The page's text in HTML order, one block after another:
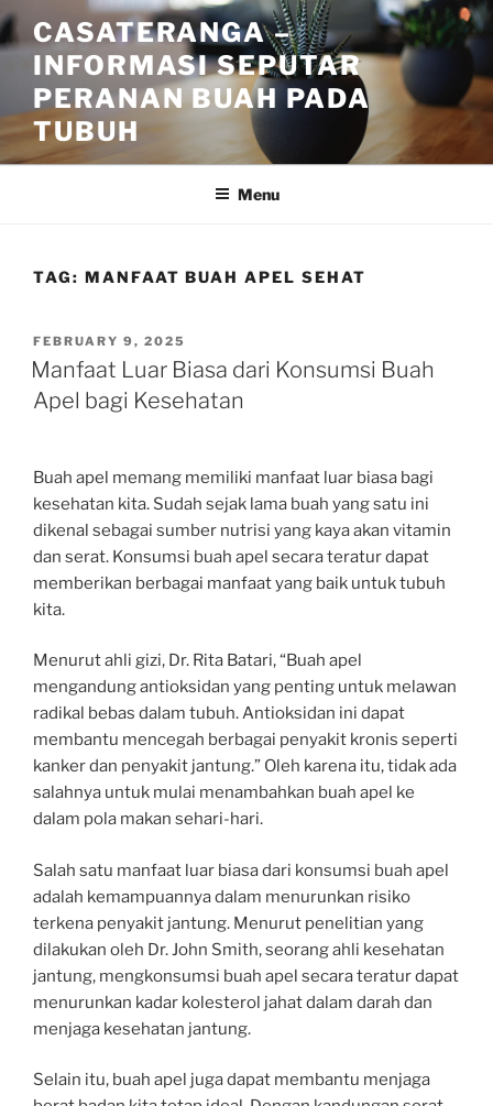
Skip
to
content
CASATERANGA –
INFORMASI SEPUTAR
PERANAN BUAH PADA
TUBUH
Menu
TAG: MANFAAT BUAH APEL SEHAT
POSTED
ON
FEBRUARY 9, 2025
Manfaat Luar Biasa dari Konsumsi Buah
Apel bagi Kesehatan
Buah apel memang memiliki manfaat luar biasa bagi
kesehatan kita. Sudah sejak lama buah yang satu ini
dikenal sebagai sumber nutrisi yang kaya akan vitamin
dan serat. Konsumsi buah apel secara teratur dapat
memberikan berbagai manfaat yang baik untuk tubuh
kita.
Menurut ahli gizi, Dr. Rita Batari, “Buah apel
mengandung antioksidan yang penting untuk melawan
radikal bebas dalam tubuh. Antioksidan ini dapat
membantu mencegah berbagai penyakit kronis seperti
kanker dan penyakit jantung.” Oleh karena itu, tidak ada
salahnya untuk mulai menambahkan buah apel ke
dalam pola makan sehari-hari.
Salah satu manfaat luar biasa dari konsumsi buah apel
adalah kemampuannya dalam menurunkan risiko
terkena penyakit jantung. Menurut penelitian yang
dilakukan oleh Dr. John Smith, seorang ahli kesehatan
jantung, mengkonsumsi buah apel secara teratur dapat
menurunkan kadar kolesterol jahat dalam darah dan
menjaga kesehatan jantung.
Selain itu, buah apel juga dapat membantu menjaga